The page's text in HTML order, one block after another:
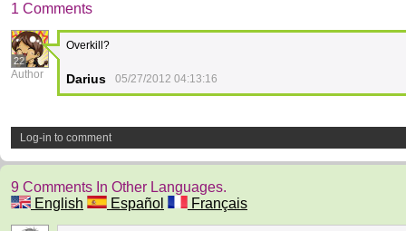
1 Comments
22
Author
Overkill?
Darius 05/27/2012 04:13:16
Log-in to comment
9 Comments In Other Languages.
English
Español Français